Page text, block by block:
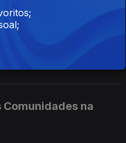
na